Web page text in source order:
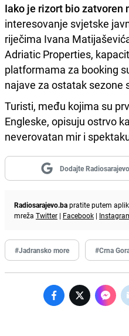
Iako je rizort bio zatvoren
interesovanje svjetske
riječima Ivana
Adriatic Properties,
platformama za booking
najave za ostatak sezone
Turisti, među kojima su
Engleske, opisuju ostrvo
neverovatan mir i
Dodajte
Radiosarajevo.bapratite putem
mreža Twitter | Facebook |
#Jadransko more #Crna